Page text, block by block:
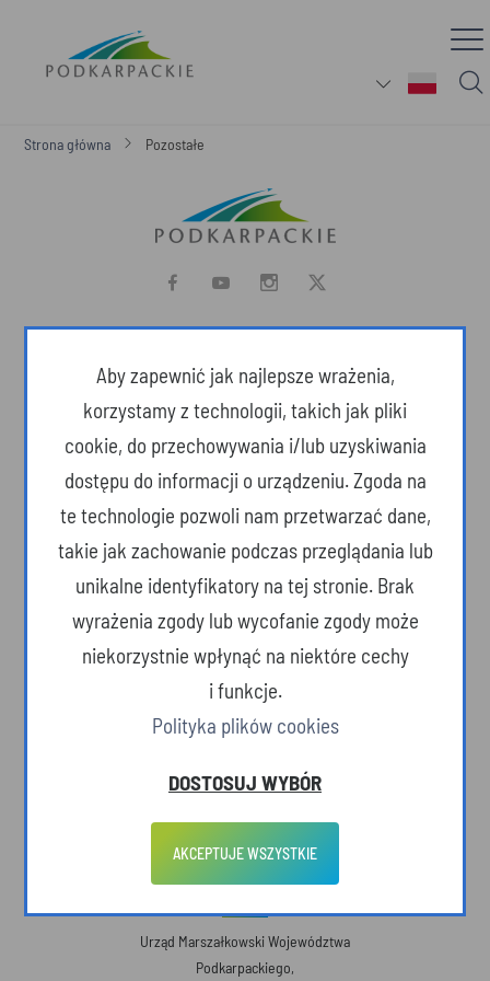
Strona główna Pozostałe
Województwo Podkarpackie. Przestrzeń otwarta – na ludzi, na pomysły, na
nowe idee. Tutaj żyje się wolniej, ale dostrzega więcej. Tutaj wiemy, co w
przeszłości towarzyszą ultranowoczesnym technologiom. Podkarpackie
zaprasza!
POLECANE STRONY
Podkarpacki Informator Kulturalny
Podkarpacka Regionalna Organizacja Turystyczna
Fundusze Europejskie dla Podkarpacia
Urząd Marszałkowski Województwa Podkarpackiego
Deklaracja dostępności
Polityka prywatności
Polityka cookies
DANE KONTAKTOWE
Urząd Marszałkowski Województwa
Podkarpackiego,
Aby zapewnić jak najlepsze wrażenia,
korzystamy z technologii, takich jak pliki
cookie, do przechowywania i/lub uzyskiwania
dostępu do informacji o urządzeniu. Zgoda na
te technologie pozwoli nam przetwarzać dane,
takie jak zachowanie podczas przeglądania lub
unikalne identyfikatory na tej stronie. Brak
wyrażenia zgody lub wycofanie zgody może
niekorzystnie wpłynąć na niektóre cechy
i funkcje.
Polityka plików cookies
DOSTOSUJ WYBÓR
AKCEPTUJE WSZYSTKIE